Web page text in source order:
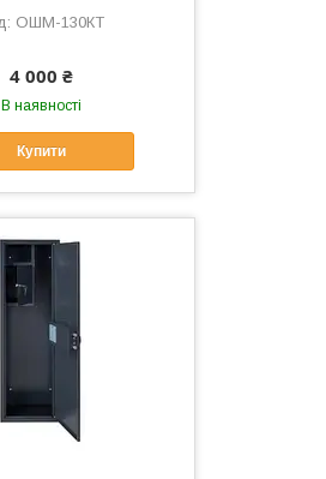
ОШМ-130КТ
4 000 ₴
В наявності
Купити